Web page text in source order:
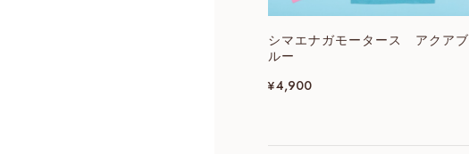
シマエナガモータース アクアブ
ルー
¥4,900